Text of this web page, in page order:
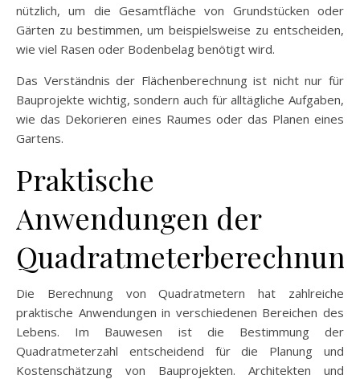
nützlich, um die Gesamtfläche von Grundstücken oder
Gärten zu bestimmen, um beispielsweise zu entscheiden,
wie viel Rasen oder Bodenbelag benötigt wird.
Das Verständnis der Flächenberechnung ist nicht nur für
Bauprojekte wichtig, sondern auch für alltägliche Aufgaben,
wie das Dekorieren eines Raumes oder das Planen eines
Gartens.
Praktische
Anwendungen der
Die Berechnung von Quadratmetern hat zahlreiche
praktische Anwendungen in verschiedenen Bereichen des
Lebens. Im Bauwesen ist die Bestimmung der
Quadratmeterzahl entscheidend für die Planung und
Kostenschätzung von Bauprojekten. Architekten und